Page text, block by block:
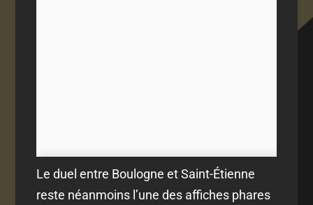
Le duel entre Boulogne et Saint-Étienne
reste néanmoins l’une des affiches phares